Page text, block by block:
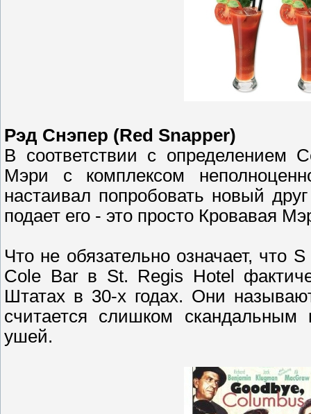
Рэд Снэпер (Red Snapper)
В соответствии с определением
Мэри с комплексом
настаивал попробовать новый
подает его - это просто Кровавая
Что не обязательно означает, что
Cole Bar в St. Regis Hotel
Штатах в 30-х годах. Они
считается слишком скандальным
ушей.